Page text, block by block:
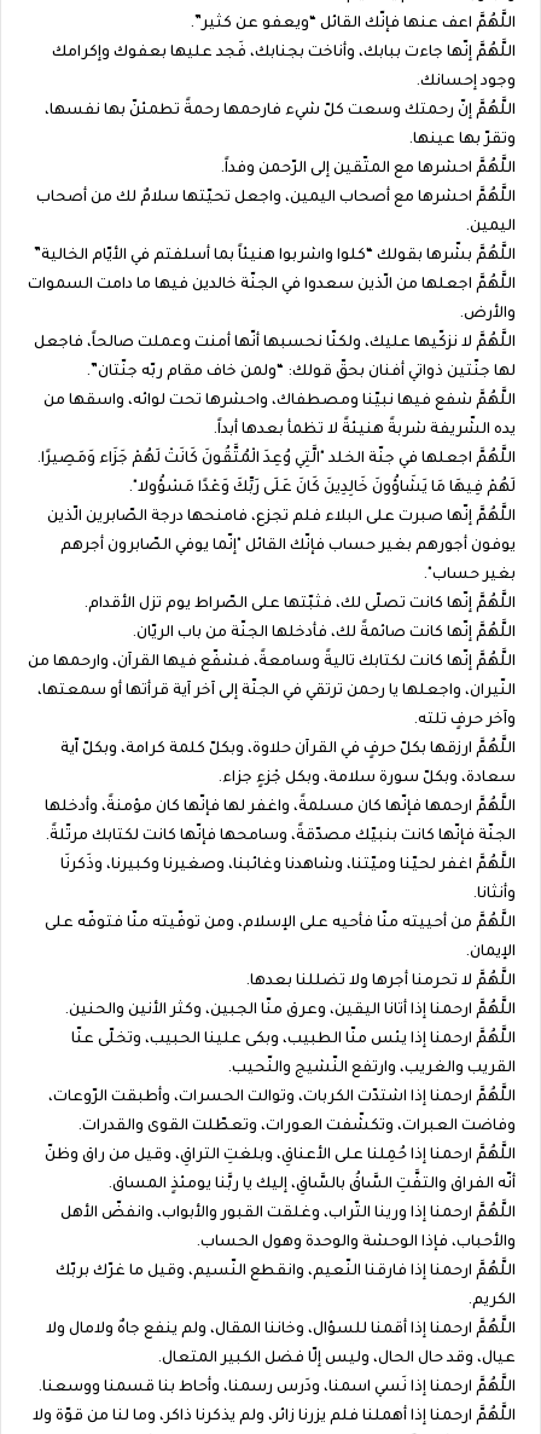
اللَّهُمَّ اعف عنها فإنّك القائل “ويعفو عن كثير”.
اللَّهُمَّ إنّها جاءت ببابك، وأناخت بجنابك، فَجد عليها بعفوك وإكرامك
وجود إحسانك.
اللَّهُمَّ إنّ رحمتك وسعت كلّ شيء فارحمها رحمةً تطمئنّ بها نفسها،
وتقرّ بها عينها.
اللَّهُمَّ احشرها مع المتّقين إلى الرّحمن وفداً.
اللَّهُمَّ احشرها مع أصحاب اليمين، واجعل تحيّتها سلامٌ لك من أصحاب
اليمين.
اللَّهُمَّ بشّرها بقولك “كلوا واشربوا هنيئاً بما أسلفتم في الأيّام الخالية”
اللَّهُمَّ اجعلها من الّذين سعدوا في الجنّة خالدين فيها ما دامت السموات
والأرض.
اللَّهُمَّ لا نزكّيها عليك، ولكنّا نحسبها أنّها أمنت وعملت صالحاً، فاجعل
لها جنّتين ذواتي أفنان بحقّ قولك: “ولمن خاف مقام ربّه جنّتان”.
اللَّهُمَّ شفع فيها نبيّنا ومصطفاك، واحشرها تحت لوائه، واسقها من
يده الشّريفة شربةً هنيئةً لا تظمأ بعدها أبداً.
اللَّهُمَّ اجعلها في جنّة الخلد "الَّتِي وُعِدَ الْمُتَّقُونَ كَانَتْ لَهُمْ جَزَاء وَمَصِيرًا.
لَهُمْ فِيهَا مَا يَشَاؤُونَ خَالِدِينَ كَانَ عَلَى رَبِّكَ وَعْدًا مَسْؤُولا".
اللَّهُمَّ إنّها صبرت على البلاء فلم تجزع، فامنحها درجة الصّابرين الّذين
يوفون أجورهم بغير حساب فإنّك القائل "إنّما يوفي الصّابرون أجرهم
بغير حساب".
اللَّهُمَّ إنّها كانت تصلّى لك، فثبّتها على الصّراط يوم تزل الأقدام.
اللَّهُمَّ إنّها كانت صائمةً لك، فأدخلها الجنّة من باب الريّان.
اللَّهُمَّ إنّها كانت لكتابك تاليةً وسامعةً، فشفّع فيها القرآن، وارحمها من
النّيران، واجعلها يا رحمن ترتقي في الجنّة إلى آخر آية قرأتها أو سمعتها،
وآخر حرفٍ تلته.
اللَّهُمَّ ارزقها بكلّ حرفٍ في القرآن حلاوة، وبكلّ كلمة كرامة، وبكلّ اّية
سعادة، وبكلّ سورة سلامة، وبكل جْزءٍ جزاء.
اللَّهُمَّ ارحمها فإنّها كان مسلمةً، واغفر لها فإنّها كان مؤمنةً، وأدخلها
الجنّة فإنّها كانت بنبيّك مصدّقةً، وسامحها فإنّها كانت لكتابك مرتّلةً.
اللَّهُمَّ اغفر لحيّنا وميّتنا، وشاهدنا وغائبنا، وصغيرنا وكبيرنا، وذَكرنَا
وأنثانا.
اللَّهُمَّ من أحييته منّا فأحيه على الإسلام، ومن توفّيته منّا فتوفّه على
الإيمان.
اللَّهُمَّ لا تحرمنا أجرها ولا تضللنا بعدها.
اللَّهُمَّ ارحمنا إذا أتانا اليقين، وعرق منّا الجبين، وكثر الأنين والحنين.
اللَّهُمَّ ارحمنا إذا يئس منّا الطبيب، وبكى علينا الحبيب، وتخلّى عنّا
القريب والغريب، وارتفع النّشيج والنّحيب.
اللَّهُمَّ ارحمنا إذا اشتدّت الكربات، وتوالت الحسرات، وأطبقت الرّوعات،
وفاضت العبرات، وتكشّفت العورات، وتعطّلت القوى والقدرات.
اللَّهُمَّ ارحمنا إذا حُمِلنا على الأعناقِ، وبلغتِ التراقِ، وقيل من راق وظنّ
أنّه الفراق والتفَّتِ السَّاقُ بالسَّاقِ، إليك يا ربَّنا يومئذٍ المساق.
اللَّهُمَّ ارحمنا إذا ورينا التّراب، وغلقت القبور والأبواب، وانفضّ الأهل
والأحباب، فإذا الوحشة والوحدة وهول الحساب.
اللَّهُمَّ ارحمنا إذا فارقنا النّعيم، وانقطع النّسيم، وقيل ما غرّك بربّك
الكريم.
اللَّهُمَّ ارحمنا إذا أقمنا للسؤال، وخاننا المقال، ولم ينفع جاهٌ ولامال ولا
عيال، وقد حال الحال، وليس إلّا فضل الكبير المتعال.
اللَّهُمَّ ارحمنا إذا نَسي اسمنا، ودَرس رسمنا، وأحاط بنا قسمنا ووسعنا.
اللَّهُمَّ ارحمنا إذا أهملنا فلم يزرنا زائر، ولم يذكرنا ذاكر، وما لنا من قوّة ولا